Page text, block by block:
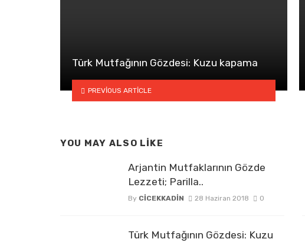
Türk Mutfağının Gözdesi: Kuzu kapama
PREVIOUS ARTICLE
YOU MAY ALSO LIKE
Arjantin Mutfaklarının Gözde
Lezzeti; Parilla..
By CICEKKADIN 28 Haziran 2018 0
Türk Mutfağının Gözdesi: Kuzu